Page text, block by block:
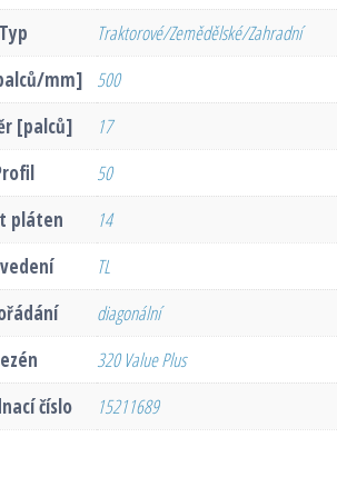
Typ
Traktorové/Zemědělské/Zahradní
mm]
500
[palců]
17
50
pláten
14
TL
diagonální
320 Value Plus
číslo
15211689